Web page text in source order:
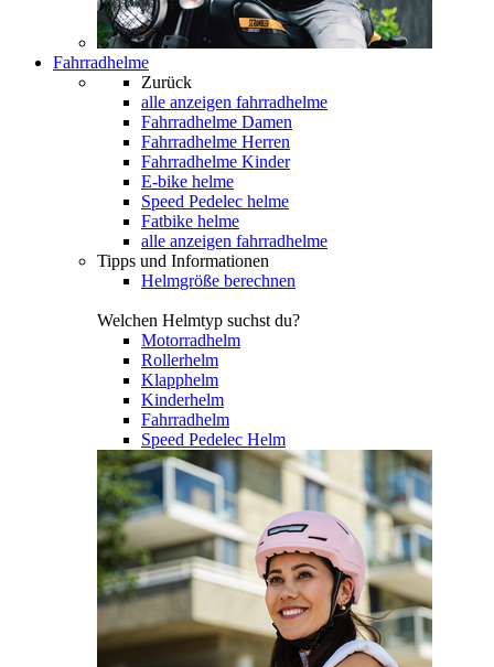
Fahrradhelme
Zurück
alle anzeigen fahrradhelme
Fahrradhelme Damen
Fahrradhelme Herren
Fahrradhelme Kinder
E-bike helme
Speed Pedelec helme
Fatbike helme
alle anzeigen fahrradhelme
Tipps und Informationen
Helmgröße berechnen
Welchen Helmtyp suchst du?
Motorradhelm
Rollerhelm
Klapphelm
Kinderhelm
Fahrradhelm
Speed Pedelec Helm